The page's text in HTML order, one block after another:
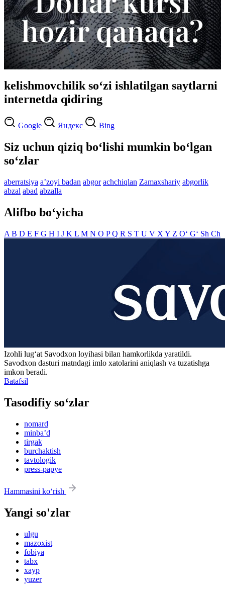
kelishmovchilik so‘zi ishlatilgan saytlarni
internetda qidiring
Google Яндекс Bing
Siz uchun qiziq bo‘lishi mumkin bo‘lgan
so‘zlar
aberratsiya aʼzoyi badan abgor achchiqlan Zamaxshariy abgorlik
abzal abad abzalla
Alifbo bo‘yicha
A B D E F G H I J K L M N O PQ R S T U V X Y Z O‘ G‘ Sh Ch
Izohli lugʻat Savodxon loyihasi bilan hamkorlikda yaratildi.
Savodxon dasturi matndagi imlo xatolarini aniqlash va tuzatishga
imkon beradi.
Batafsil
Tasodifiy so‘zlar
nomard
minbaʼd
tirgak
burchaktish
tavtologik
press-papye
Hammasini ko‘rish
Yangi so'zlar
ulgu
mazoxist
fobiya
tabx
xayp
yuzer